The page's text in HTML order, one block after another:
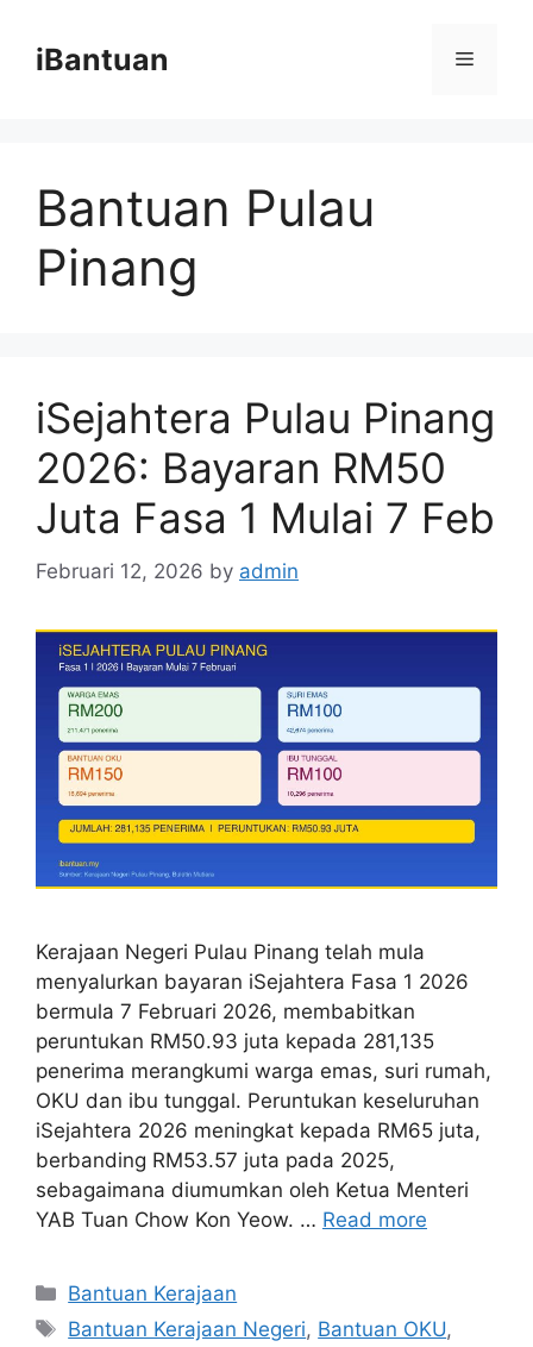
contentiBantuan Menu
Bantuan Pulau
Pinang
iSejahtera Pulau Pinang
2026: Bayaran RM50
Juta Fasa 1 Mulai 7 Feb
Februari 12, 2026 by admin
Kerajaan Negeri Pulau Pinang telah mula
menyalurkan bayaran iSejahtera Fasa 1 2026
bermula 7 Februari 2026, membabitkan
peruntukan RM50.93 juta kepada 281,135
penerima merangkumi warga emas, suri rumah,
OKU dan ibu tunggal. Peruntukan keseluruhan
iSejahtera 2026 meningkat kepada RM65 juta,
berbanding RM53.57 juta pada 2025,
sebagaimana diumumkan oleh Ketua Menteri
YAB Tuan Chow Kon Yeow. … Read more
Categories
Bantuan Kerajaan
Tags
Bantuan Kerajaan Negeri, Bantuan OKU,